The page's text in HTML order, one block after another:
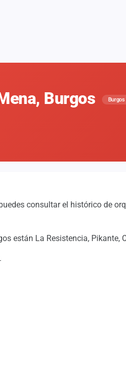
Burgos Burgos
consultar el histórico de
están La Resistencia, Pikante,